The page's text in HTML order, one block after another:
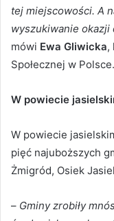
tej miejscowości. A
wyszukiwanie okazji
mówi Ewa Gliwicka,
Społecznej w Polsce.
W powiecie
W powiecie
pięć najuboższych
Żmigród, Osiek
– Gminy zrobiły